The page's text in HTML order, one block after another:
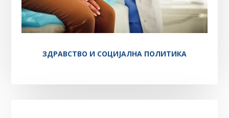
ЗДРАВСТВО И СОЦИЈАЛНА ПОЛИТИКА